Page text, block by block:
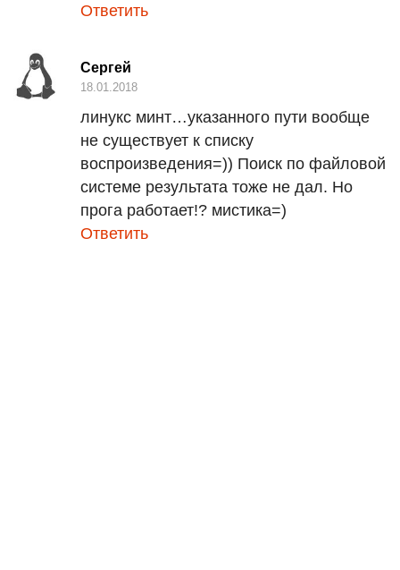
Ответить
Сергей
18.01.2018
линукс минт…указанного пути вообще
не существует к списку
воспроизведения=)) Поиск по файловой
системе результата тоже не дал. Но
прога работает!? мистика=)
Ответить